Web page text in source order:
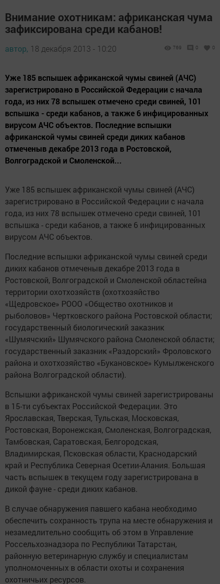
Внимание охотникам: африканская чума
зафиксирована среди кабанов!
автор, 18 декабря 2013 - 10:20 769 0 0
Уже 185 вспышек африканской чумы свиней (АЧС)
зарегистрировано в Российской Федерации с начала
года, из них 78 вспышек отмечено среди свиней, 101
вспышка - среди кабанов, а также 6 инфицированных
вирусом АЧС объектов. Последние вспышки
африканской чумы свиней среди диких кабанов
отмеченыв декабре 2013 года в Ростовской,
Волгоградской и Смоленской...
Уже 185 вспышек африканской чумы свиней (АЧС)
зарегистрировано в Российской Федерации с начала
года, из них 78 вспышек отмечено среди свиней, 101
вспышка - среди кабанов, а также 6 инфицированных
вирусом АЧС объектов.
Последние вспышки африканской чумы свиней среди
диких кабанов отмеченыв декабре 2013 года в
Ростовской, Волгоградской и Смоленской областейна
территории охотхозяйств (охотхозяйство
«Щедровское» РООО «Общество охотников и
рыболовов» Чертковского района Ростовской области;
государственный биологический заказник
«Шумячский» Шумячского района Смоленской области;
государственный заказник «Раздорский» Фроловского
района и охотхозяйство «Букановское» Кумылженского
района Волгоградской области).
Вспышки африканской чумы свиней зарегистрированы
в 15-ти субъектах Российской Федерации. Это
Ярославская, Тверская, Тульская, Московская,
Ростовская, Воронежская, Смоленская, Волгоградская,
Тамбовская, Саратовская, Белгородская,
Владимирская, Псковская области, Краснодарский
край и Республика Северная Осетии-Алания. Большая
часть вспышек в текущем году зарегистрирована в
дикой фауне - среди диких кабанов.
В случае обнаружения павшего кабана необходимо
обеспечить сохранность трупа на месте обнаружения и
незамедлительно сообщить об этом в Управление
Россельхознадзора по Республики Татарстан,
районную ветеринарную службу и специалистам
уполномоченных в области охоты и сохранения
охотничьих ресурсов.